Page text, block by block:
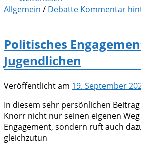
Allgemein / Debatte Kommentar
Politisches
Jugendlichen
Veröffentlicht am 19. September
In diesem sehr persönlichen
Knorr nicht nur seinen eigenen
Engagement, sondern ruft auch
gleichzutun